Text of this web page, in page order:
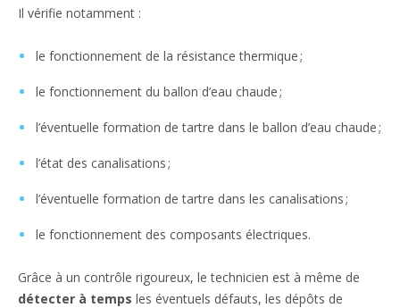
Il vérifie notamment :
le fonctionnement de la résistance thermique ;
le fonctionnement du ballon d’eau chaude ;
l’éventuelle formation de tartre dans le ballon d’eau chaude ;
l’état des canalisations ;
l’éventuelle formation de tartre dans les canalisations ;
le fonctionnement des composants électriques.
Grâce à un contrôle rigoureux, le technicien est à même de
détecter à temps les éventuels défauts, les dépôts de